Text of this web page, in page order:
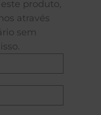
produto,
através
sem